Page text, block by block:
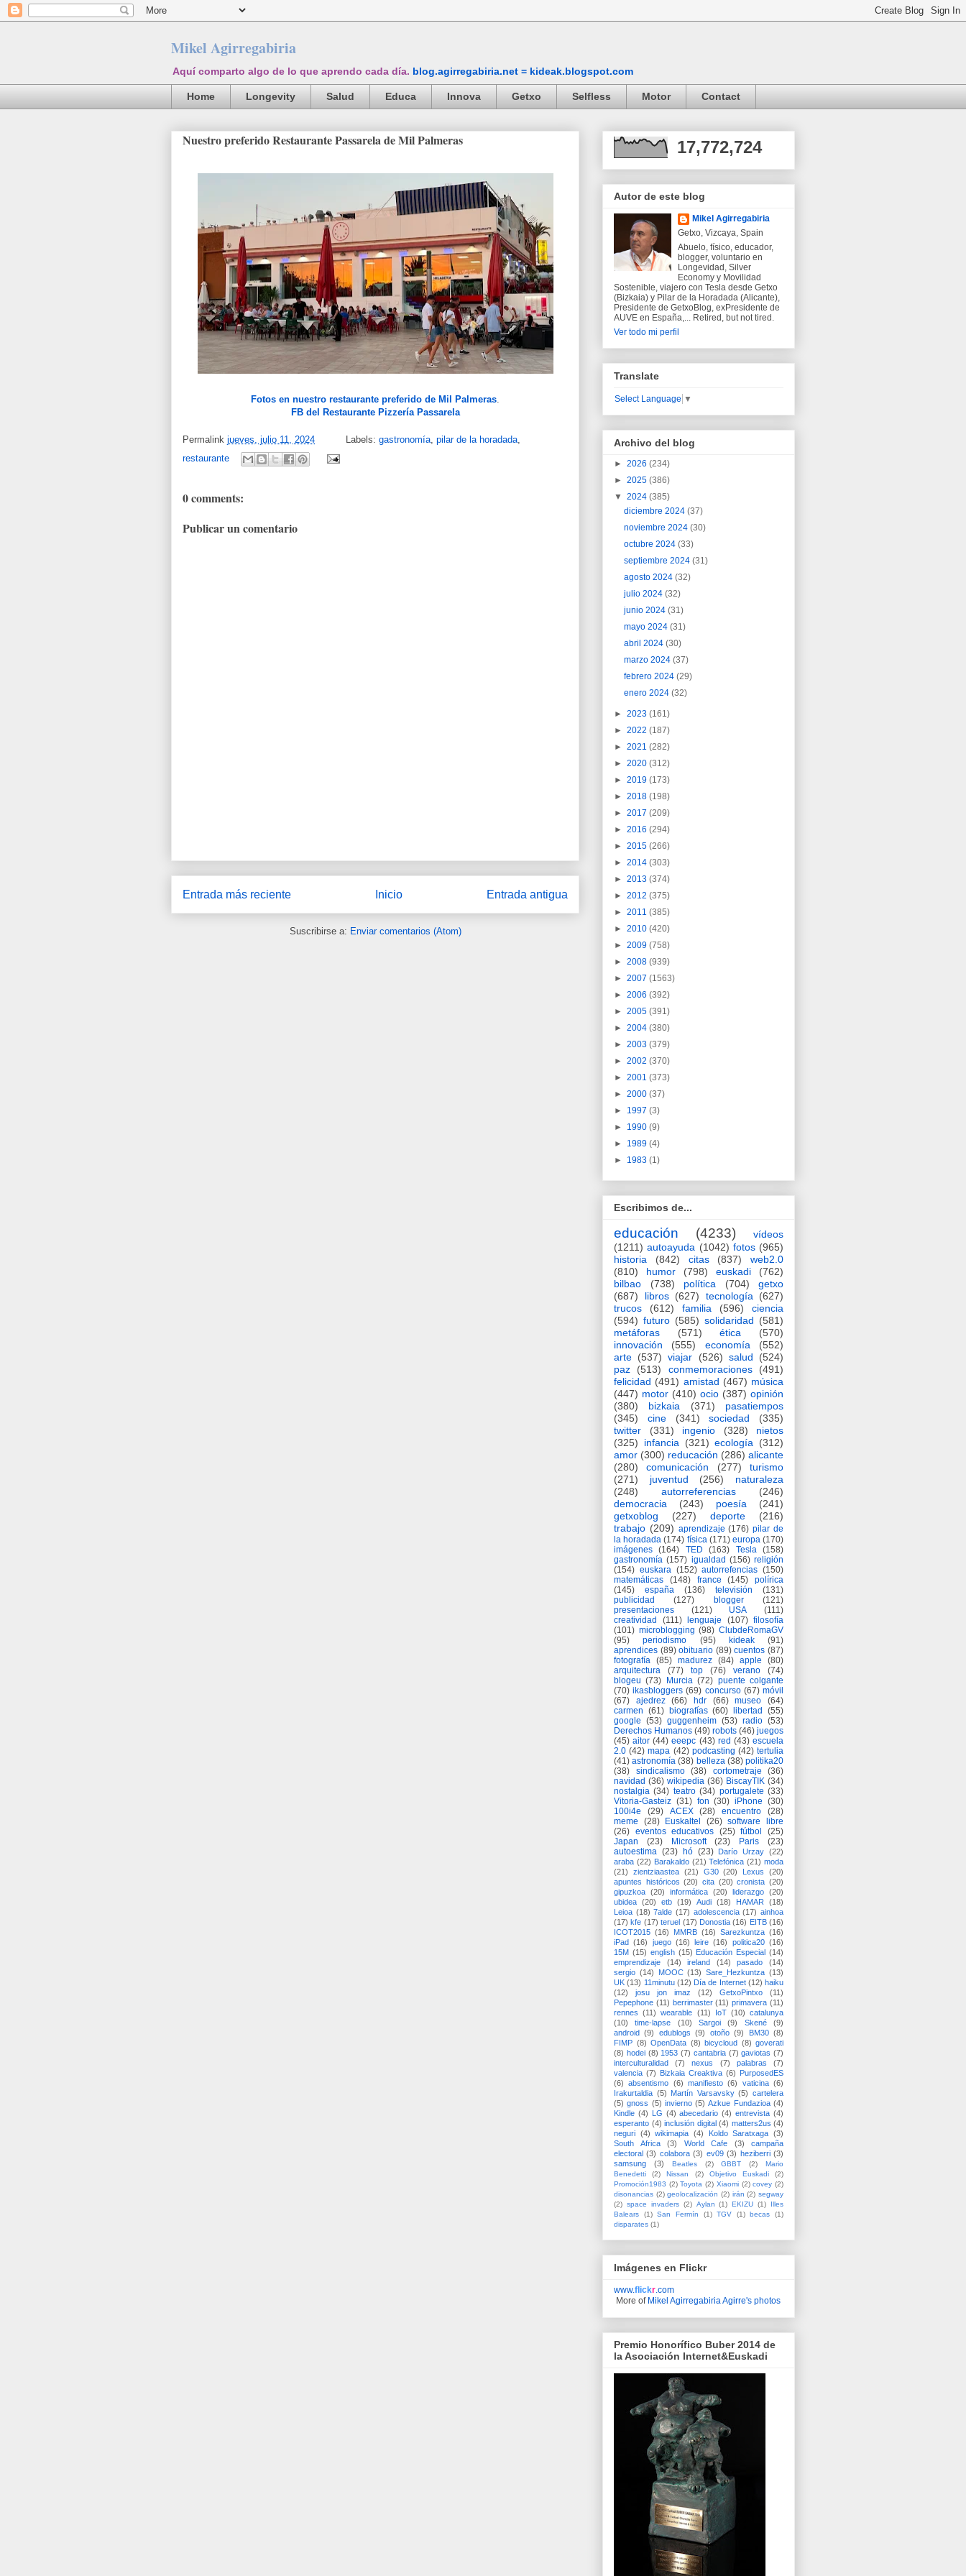
Mikel Agirregabiria
Aquí comparto algo de lo que aprendo cada día. blog.agirregabiria.net = kideak.blogspot.com
Home Longevity Salud Educa Innova Getxo Selfless Motor Contact
Nuestro preferido Restaurante Passarela de Mil Palmeras
Fotos en nuestro restaurante preferido de Mil Palmeras
FB del Restaurante Pizzería Passarela
Permalink jueves, julio 11, 2024 Labels: gastronomía, pilar de la horadada,
restaurante
0 comments:
Publicar un comentario
Entrada más reciente Entrada antigua
Inicio
Suscribirse a: Enviar comentarios (Atom)
17,772,724
Autor de este blog
Mikel Agirregabiria
Getxo, Vizcaya, Spain
Abuelo, físico, educador,
blogger, voluntario en
Longevidad, Silver
Economy y Movilidad
Sostenible, viajero con Tesla desde Getxo
(Bizkaia) y Pilar de la Horadada (Alicante),
Presidente de GetxoBlog, exPresidente de
AUVE en España,... Retired, but not tired.
Ver todo mi perfil
Translate
Select Language ▼
Archivo del blog
► 2026 (234)
► 2025 (386)
▼ 2024 (385)
diciembre 2024(37)
noviembre 2024(30)
octubre 2024(33)
septiembre 2024(31)
agosto 2024(32)
julio 2024(32)
junio 2024(31)
mayo 2024(31)
abril 2024(30)
marzo 2024(37)
febrero 2024(29)
enero 2024(32)
► 2023 (161)
► 2022 (187)
► 2021 (282)
► 2020 (312)
► 2019 (173)
► 2018 (198)
► 2017 (209)
► 2016 (294)
► 2015 (266)
► 2014 (303)
► 2013 (374)
► 2012 (375)
► 2011 (385)
► 2010 (420)
► 2009 (758)
► 2008 (939)
► 2007 (1563)
► 2006 (392)
► 2005 (391)
► 2004 (380)
► 2003 (379)
► 2002 (370)
► 2001 (373)
► 2000 (37)
► 1997 (3)
► 1990 (9)
► 1989 (4)
► 1983 (1)
Escribimos de...
educación (4233)
vídeos
(1211) autoayuda (1042) fotos (965)
historia
(842) citas (837)
web2.0
(810)
humor (798) euskadi
(762)
bilbao
(738) política (704)
getxo
(687)
libros (627) tecnología
(627)
trucos
(612) familia (596)
ciencia
(594) futuro (585) solidaridad (581)
metáforas
(571) ética
(570)
innovación
(555) economía
(552)
arte (537) viajar (526) salud
(524)
paz
(513) conmemoraciones
(491)
felicidad (491) amistad (467) música
(447) motor (410) ocio (387) opinión
(380)
bizkaia (371)
pasatiempos
(345)
cine (341) sociedad
(335)
twitter
(331) ingenio (328)
nietos
(325)
infancia (321) ecología
(312)
amor (300) reducación (286) alicante
(280)
comunicación (277)
turismo
(271)
juventud (256)
naturaleza
(248)
autorreferencias
(246)
democracia
(243) poesía
(241)
getxoblog
(227) deporte
(216)
trabajo (209) aprendizaje (176) pilar de
la horadada (174) física (171) europa (170)
imágenes
(164) TED (163) Tesla
(158)
gastronomía (157) igualdad (156) religión
(154) euskara (152) autorrefencias (150)
matemáticas
(148) france (145)
polírica
(145)
españa (136) televisión
(131)
publicidad
(127) blogger
(121)
presentaciones
(121) USA
(111)
creatividad
(111) lenguaje (107) filosofía
(101) microblogging (98) ClubdeRomaGV
(95)
periodismo (95) kideak
(91)
aprendices (89) obituario (89) cuentos (87)
fotografía (85) madurez (84) apple
(80)
arquitectura
(77) top (76) verano
(74)
blogeu (73) Murcia (72) puente colgante
(70) ikasbloggers (69) concurso (67) móvil
(67)
ajedrez (66) hdr (66) museo
(64)
carmen (61) biografías (60) libertad
(55)
google (53) guggenheim (53) radio (53)
Derechos Humanos (49) robots (46) juegos
(45) aitor (44) eeepc (43) red (43) escuela
2.0 (42) mapa (42) podcasting (42) tertulia
(41) astronomía (38) belleza (38) politika20
(38)
sindicalismo (38) cortometraje
(36)
navidad (36) wikipedia (36) BiscayTIK (34)
nostalgia (34) teatro (34) portugalete (33)
Vitoria-Gasteiz (31) fon (30) iPhone (30)
100i4e
(29) ACEX (28) encuentro
(28)
meme
(28) Euskaltel (26) software libre
(26) eventos educativos (25) fútbol
(25)
Japan
(23) Microsoft (23) Paris
(23)
autoestima (23) hó (23) Darío Urzay (22)
araba (22) Barakaldo (21) Telefónica (21) moda
(21)
zientziaastea (21) G30 (20) Lexus
(20)
apuntes históricos (20) cita (20) cronista (20)
gipuzkoa (20) informática (20) liderazgo (20)
ubidea (20) etb (19) Audi (18) HAMAR
(18)
Leioa (18) 7alde (17) adolescencia (17) ainhoa
(17) kfe (17) teruel (17) Donostia (16) EITB (16)
ICOT2015 (16) MMRB (16) Sarezkuntza (16)
iPad (16) juego (16) leire (16) politica20 (16)
15M (15) english (15) Educación Especial (14)
emprendizaje
(14) ireland (14) pasado
(14)
sergio (14) MOOC (13) Sare_Hezkuntza (13)
UK (13) 11minutu (12) Día de Internet (12) haiku
(12)
josu jon imaz (12) GetxoPintxo
(11)
Pepephone (11) berrimaster (11) primavera (11)
rennes (11) wearable (11) IoT (10) catalunya
(10)
time-lapse (10) Sargoi (9) Skené
(9)
android (9) edublogs (9) otoño (9) BM30 (8)
FIMP (8) OpenData (8) bicycloud (8) goverati
(8) hodei (8) 1953 (7) cantabria (7) gaviotas (7)
interculturalidad
(7) nexus (7) palabras
(7)
valencia (7) Bizkaia Creaktiva (6) PurposedES
(6)
absentismo (6) manifiesto (6) vaticina (6)
Irakurtaldia (5) Martín Varsavsky (5) cartelera
(5) gnoss (5) invierno (5) Azkue Fundazioa (4)
Kindle (4) LG (4) abecedario (4) entrevista (4)
esperanto (4) inclusión digital (4) matters2us (4)
neguri (4) wikimapia (4) Koldo Saratxaga (3)
South Africa
(3) World Cafe (3)
campaña
electoral (3) colabora (3) ev09 (3) heziberri (3)
samsung
(3) Beatles (2) GBBT (2)
Mario
Benedetti
(2) Nissan (2) Objetivo Euskadi
(2)
Promoción1983 (2) Toyota (2) Xiaomi (2) covey (2)
disonancias (2) geolocalización (2) irán (2) segway
(2) space invaders (2) Aylan (1) EKIZU (1)
Illes
Balears
(1) San Fermín (1) TGV (1) becas
(1)
disparates (1)
Imágenes en Flickr
www.flickr .com
More of Mikel Agirregabiria Agirre's photos
Premio Honorífico Buber 2014 de
la Asociación Internet&Euskadi